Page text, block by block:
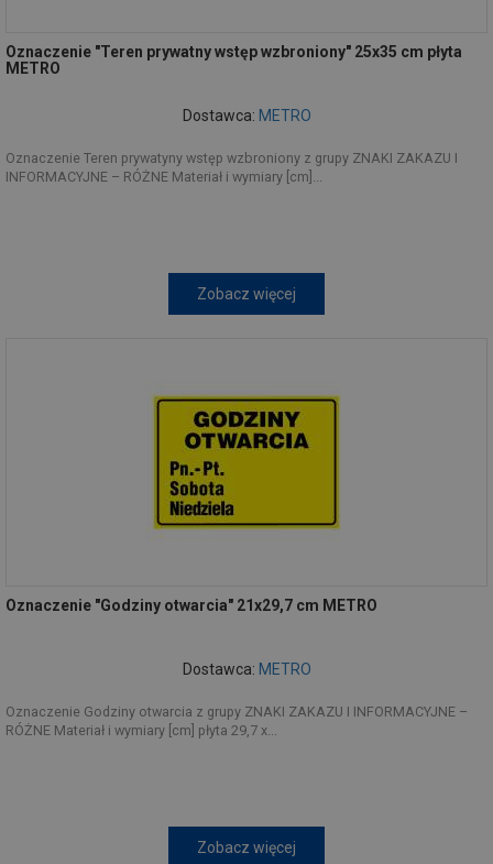
Oznaczenie "Teren prywatny wstęp wzbroniony" 25x35 cm płyta
METRO
Dostawca: METRO
Oznaczenie Teren prywatyny wstęp wzbroniony z grupy ZNAKI ZAKAZU I
INFORMACYJNE – RÓŻNE Materiał i wymiary [cm]...
Zobacz więcej
Oznaczenie "Godziny otwarcia" 21x29,7 cm METRO
Dostawca: METRO
Oznaczenie Godziny otwarcia z grupy ZNAKI ZAKAZU I INFORMACYJNE –
RÓŻNE Materiał i wymiary [cm] płyta 29,7 x...
Zobacz więcej